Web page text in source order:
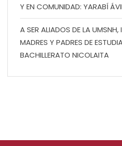
Y EN COMUNIDAD: YARABÍ
A SER ALIADOS DE LA
MADRES Y PADRES DE
BACHILLERATO NICOLAITA